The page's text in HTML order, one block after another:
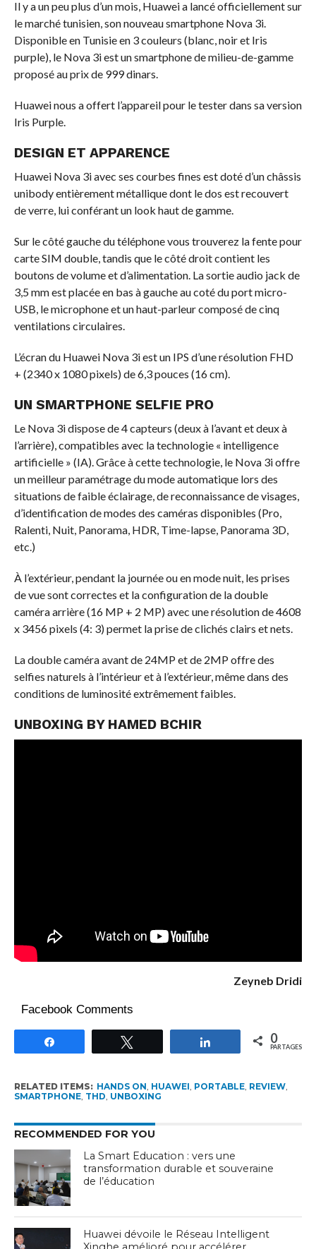
Il y a un peu plus d’un mois, Huawei a lancé officiellement sur
le marché tunisien, son nouveau smartphone Nova 3i.
Disponible en Tunisie en 3 couleurs (blanc, noir et Iris
purple), le Nova 3i est un smartphone de milieu-de-gamme
proposé au prix de 999 dinars.
Huawei nous a offert l’appareil pour le tester dans sa version
Iris Purple.
DESIGN ET APPARENCE
Huawei Nova 3i avec ses courbes fines est doté d’un châssis
unibody entièrement métallique dont le dos est recouvert
de verre, lui conférant un look haut de gamme.
Sur le côté gauche du téléphone vous trouverez la fente pour
carte SIM double, tandis que le côté droit contient les
boutons de volume et d’alimentation. La sortie audio jack de
3,5 mm est placée en bas à gauche au coté du port micro-
USB, le microphone et un haut-parleur composé de cinq
ventilations circulaires.
L’écran du Huawei Nova 3i est un IPS d’une résolution FHD
+ (2340 x 1080 pixels) de 6,3 pouces (16 cm).
UN SMARTPHONE SELFIE PRO
Le Nova 3i dispose de 4 capteurs (deux à l’avant et deux à
l’arrière), compatibles avec la technologie « intelligence
artificielle » (IA). Grâce à cette technologie, le Nova 3i offre
un meilleur paramétrage du mode automatique lors des
situations de faible éclairage, de reconnaissance de visages,
d’identification de modes des caméras disponibles (Pro,
Ralenti, Nuit, Panorama, HDR, Time-lapse, Panorama 3D,
etc.)
À l’extérieur, pendant la journée ou en mode nuit, les prises
de vue sont correctes et la configuration de la double
caméra arrière (16 MP + 2 MP) avec une résolution de 4608
x 3456 pixels (4: 3) permet la prise de clichés clairs et nets.
La double caméra avant de 24MP et de 2MP offre des
selfies naturels à l’intérieur et à l’extérieur, même dans des
conditions de luminosité extrêmement faibles.
UNBOXING BY HAMED BCHIR
Zeyneb Dridi
Facebook Comments
Partagez 0
PARTAGES
RELATED ITEMS: HANDS ON HUAWEI PORTABLE, REVIEW,
SMARTPHONE, THD UNBOXING
RECOMMENDED FOR YOU
La Smart Education : vers une
transformation durable et souveraine
de l’éducation
Huawei dévoile le Réseau Intelligent